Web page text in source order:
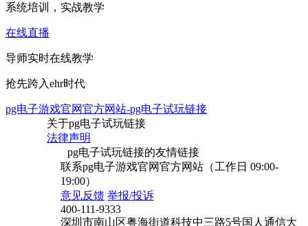
系统培训，实战教学
在线直播
导师实时在线教学
抢先跨入ehr时代
pg电子游戏官网官方网站-pg电子试玩链接
关于pg电子试玩链接
法律声明
pg电子试玩链接的友情链接
联系pg电子游戏官网官方网站（工作日 09:00-
19:00）
意见反馈 举报/投诉
400-111-9333
深圳市南山区粤海街道科技中三路5号国人通信大